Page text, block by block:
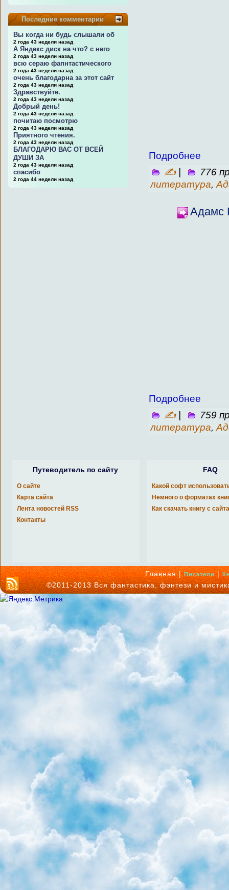
Последние комментарии
Вы когда ни будь слышали об
2 года 43 недели назад
А Яндекс диск на что? с него
2 года 43 недели назад
всю сераю фапнтастического
2 года 43 недели назад
очень благодарна за этот сайт
2 года 43 недели назад
Здравствуйте.
2 года 43 недели назад
Добрый день!
2 года 43 недели назад
почитаю посмотрю
2 года 43 недели назад
Приятного чтения.
2 года 43 недели назад
БЛАГОДАРЮ ВАС ОТ ВСЕЙ
ДУШИ ЗА
2 года 43 недели назад
спасибо
2 года 44 недели назад
Подробнее
✍|
776
литература,
Адамс
Подробнее
✍|
759
литература,
Путеводитель по сайту
О сайте
Карта сайта
Лента новостей RSS
Контакты
FAQ
Какой софт
Немного о форматах
Как скачать книгу с
Главная |Писатели|
©2011-2013 Вся фантастика, фэнтези и